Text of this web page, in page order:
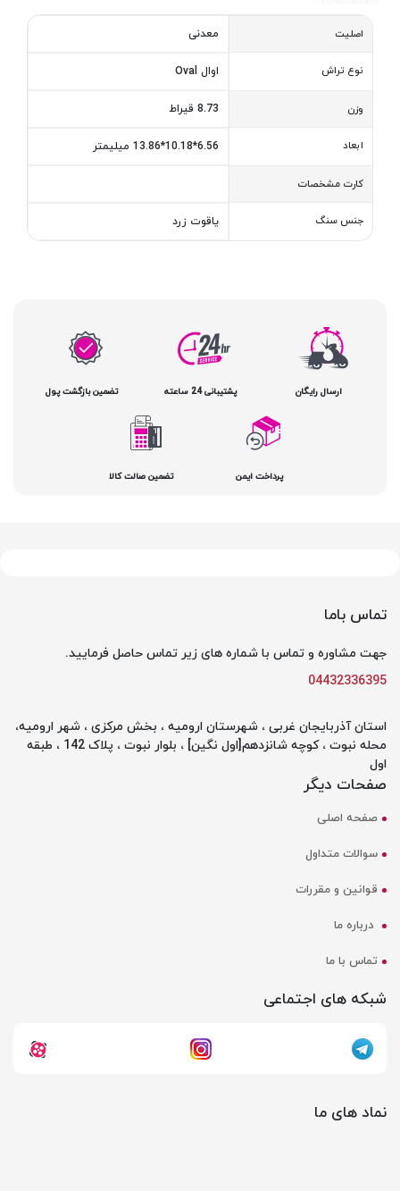
اصلیت معدنی
نوع تراش اوال Oval
وزن 8.73 قیراط
ابعاد 6.56*10.18*13.86 میلیمتر
کارت مشخصات
جنس سنگ یاقوت زرد
ارسال رایگان پشتیبانی 24 ساعته تضمین بازگشت پول
پرداخت ایمن تضمین صالت کالا
تماس باما
جهت مشاوره و تماس با شماره های زیر تماس حاصل فرمایید.
04432336395
استان آذربایجان غربی ، شهرستان ارومیه ، بخش مرکزی ، شهر ارومیه،
محله نبوت ، کوچه شانزدهم[اول نگین] ، بلوار نبوت ، پلاک 142 ، طبقه
اول
صفحات دیگر
صفحه اصلی
سوالات متداول
قوانین و مقررات
درباره ما
تماس با ما
شبکه های اجتماعی
نماد های ما